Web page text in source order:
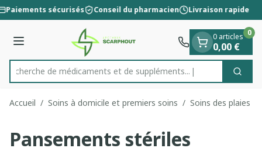
Aller au contenu
1 de 1
Paiements sécurisés Conseil du pharmacien Livraison rapide
Menu
Rechercher
Recherche de médicaments et de
0 articles
0,00 €
0
Accueil / Soins à domicile et premiers soins / Soins des plaies
Pansements stériles